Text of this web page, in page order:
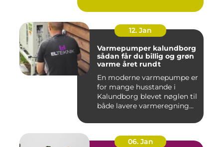
12. Jan
Varmepumper kalundborg
sådan får du billig og grøn
varme året rundt
En moderne varmepumpe er
for mange husstande i
Kalundborg blevet nøglen til
både lavere varmeregning...
06. Jan